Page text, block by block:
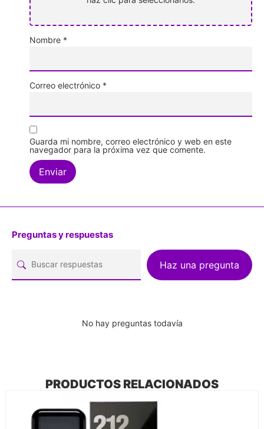
Nombre *
Correo electrónico *
Guarda mi nombre, correo electrónico y web en este
navegador para la próxima vez que comente.
Preguntas y respuestas
Haz una pregunta
No hay preguntas todavía
PRODUCTOS RELACIONADOS